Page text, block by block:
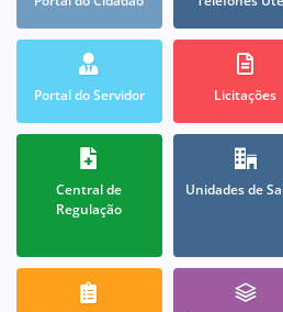
Portal do Servidor Licitações
Central de
Regulação
Unidades de